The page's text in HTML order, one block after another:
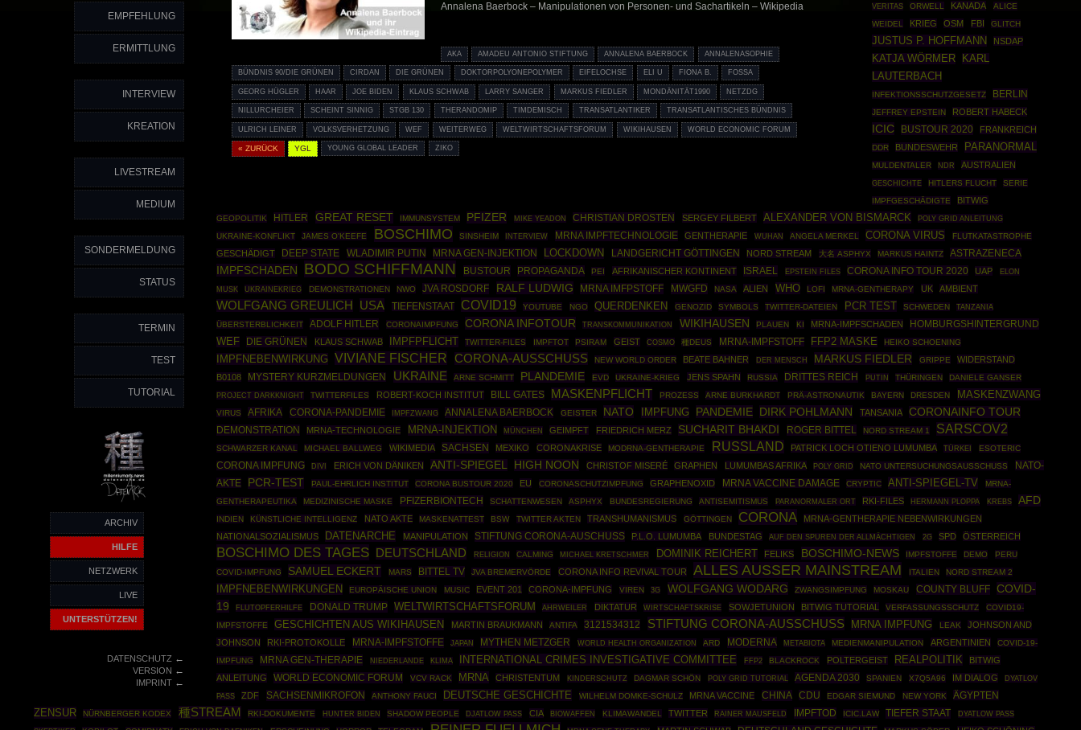
EMPFEHLUNG
ERMITTLUNG
INTERVIEW
KREATION
LIVESTREAM
MEDIUM
SONDERMELDUNG
STATUS
TERMIN
TEST
TUTORIAL
ARCHIV
HILFE
NETZWERK
LIVE
UNTERSTÜTZEN!
DATENSCHUTZ←
VERSION ←
IMPRINT←
Annalena Baerbock – Manipulationen von Personen- und Sachartikeln – Wikipedia
AKA AMADEU ANTONIO STIFTUNG ANNALENA BAERBOCK ANNALENASOPHIE
BÜNDNIS 90/DIE GRÜNEN CIRDAN DIE GRÜNEN DOKTORPOLYONEPOLYMER EIFELOCHSE ELI U FIONA B. FOSSA
GEORG HÜGLER HAAR JOE BIDEN KLAUS SCHWAB LARRY SANGER MARKUS FIEDLER MONDÄNITÄT1990 NETZDG
NILLURCHEIER SCHEINT SINNIG STGB 130 THERANDOMIP TIMDEMISCH TRANSATLANTIKER TRANSATLANTISCHES BÜNDNIS
ULRICH LEINER VOLKSVERHETZUNG WEF WEITERWEG WELTWIRTSCHAFTSFORUM WIKIHAUSEN WORLD ECONOMIC FORUM
« ZURÜCK YGL YOUNG GLOBAL LEADER ZIKO
VERITAS ORWELL KANADA
ALICE
WEIDEL
KRIEG OSM FBI GLITCH
JUSTUS P. HOFFMANN NSDAP
KATJA WÖRMER
KARL
LAUTERBACH
INFEKTIONSSCHUTZGESETZ BERLIN
JEFFREY EPSTEIN ROBERT HABECK
ICIC BUSTOUR 2020 FRANKREICH
DDR BUNDESWEHR PARANORMAL
MULDENTALER NDR AUSTRALIEN
GESCHICHTE HITLERS FLUCHT
SERIE
IMPFGESCHÄDIGTE
BITWIG
GEOPOLITIK HITLER GREAT RESET IMMUNSYSTEM PFIZER MIKE YEADON CHRISTIAN DROSTEN SERGEY FILBERT ALEXANDER VON BISMARCK
POLY GRID ANLEITUNG
UKRAINE-KONFLIKT
JAMES O'KEEFE BOSCHIMO SINSHEIM INTERVIEW MRNA IMPFTECHNOLOGIE GENTHERAPIE WUHAN ANGELA MERKEL CORONA VIRUS FLUTKATASTROPHE
GESCHÄDIGT DEEP STATE WLADIMIR PUTIN MRNA GEN-INJEKTION LOCKDOWN LANDGERICHT GÖTTINGEN NORD STREAM 大名 ASPHYX MARKUS HAINTZ ASTRAZENECA
IMPFSCHADEN BODO SCHIFFMANN BUSTOUR PROPAGANDA PEI AFRIKANISCHER KONTINENT ISRAEL EPSTEIN FILES CORONA INFO TOUR 2020 UAP ELON
MUSK UKRAINEKRIEG DEMONSTRATIONEN NWO JVA ROSDORF RALF LUDWIG MRNA IMFPSTOFF MWGFD NASA ALIEN WHO LOFI MRNA-GENTHERAPY UK AMBIENT
WOLFGANG GREULICH USA TIEFENSTAAT COVID19 YOUTUBE NGO QUERDENKEN GENOZID SYMBOLS TWITTER-DATEIEN PCR TEST SCHWEDEN TANZANIA
ÜBERSTERBLICHKEIT ADOLF HITLER CORONAIMPFUNG CORONA INFOTOUR TRANSKOMMUNIKATION WIKIHAUSEN PLAUEN KI MRNA-IMPFSCHADEN
HOMBURGSHINTERGRUND
WEF
DIE GRÜNEN KLAUS SCHWAB IMPFPFLICHT TWITTER-FILES IMPFTOT PSIRAM GEIST COSMO 種DEUS MRNA-IMPFSTOFF FFP2 MASKE HEIKO SCHOENING
IMPFNEBENWIRKUNG VIVIANE FISCHER CORONA-AUSSCHUSS NEW WORLD ORDER BEATE BAHNER DER MENSCH MARKUS FIEDLER GRIPPE
WIDERSTAND
B0108
MYSTERY KURZMELDUNGEN UKRAINE ARNE SCHMITT PLANDEMIE EVD UKRAINE-KRIEG JENS SPAHN RUSSIA DRITTES REICH PUTIN THÜRINGEN
DANIELE GANSER
PROJECT DARKKNIGHT
TWITTERFILES ROBERT-KOCH INSTITUT BILL GATES MASKENPFLICHT PROZESS ARNE BURKHARDT PRÄ-ASTRONAUTIK BAYERN DRESDEN MASKENZWANG
VIRUS AFRIKA CORONA-PANDEMIE IMPFZWANG ANNALENA BAERBOCK GEISTER NATO IMPFUNG PANDEMIE DIRK POHLMANN TANSANIA CORONAINFO TOUR
DEMONSTRATION MRNA-TECHNOLOGIE MRNA-INJEKTION MÜNCHEN GEIMPFT FRIEDRICH MERZ SUCHARIT BHAKDI ROGER BITTEL NORD STREAM 1 SARSCOV2
SCHWARZER KANAL MICHAEL BALLWEG WIKIMEDIA SACHSEN MEXIKO CORONAKRISE MODRNA-GENTHERAPIE RUSSLAND PATRICK LOCH OTIENO LUMUMBA TÜRKEI ESOTERIC
CORONA IMPFUNG DIVI ERICH VON DÄNIKEN ANTI-SPIEGEL HIGH NOON CHRISTOF MISERÉ GRAPHEN LUMUMBAS AFRIKA POLY GRID NATO UNTERSUCHUNGSAUSSCHUSS
NATO-
AKTE
PCR-TEST PAUL-EHRLICH INSTITUT CORONA BUSTOUR 2020 EU CORONASCHUTZIMPFUNG GRAPHENOXID MRNA VACCINE DAMAGE CRYPTIC ANTI-SPIEGEL-TV
MRNA-
GENTHERAPEUTIKA
MEDIZINISCHE MASKE PFIZERBIONTECH SCHATTENWESEN ASPHYX BUNDESREGIERUNG ANTISEMITISMUS PARANORMALER ORT RKI-FILES HERMANN PLOPPA KREBS AFD
INDIEN KÜNSTLICHE INTELLIGENZ NATO AKTE MASKENATTEST BSW TWITTER AKTEN TRANSHUMANISMUS GÖTTINGEN CORONA
MRNA-GENTHERAPIE NEBENWIRKUNGEN
NATIONALSOZIALISMUS
DATENARCHE MANIPULATION STIFTUNG CORONA-AUSCHUSS P.L.O. LUMUMBA BUNDESTAG AUF DEN SPUREN DER ALLMÄCHTIGEN 2G SPD ÖSTERREICH
BOSCHIMO DES TAGES DEUTSCHLAND RELIGION CALMING MICHAEL KRETSCHMER DOMINIK REICHERT FELIKS BOSCHIMO-NEWS IMPFSTOFFE DEMO
PERU
COVID-IMPFUNG
SAMUEL ECKERT MARS BITTEL TV JVA BREMERVÖRDE CORONA INFO REVIVAL TOUR ALLES AUSSER MAINSTREAM ITALIEN NORD STREAM 2
IMPFNEBENWIRKUNGEN EUROPÄISCHE UNION MUSIC EVENT 201 CORONA-IMPFUNG VIREN 3G WOLFGANG WODARG ZWANGSIMPFUNG MOSKAU COUNTY BLUFF
COVID-
19
FLUTOPFERHILFE DONALD TRUMP WELTWIRTSCHAFTSFORUM AHRWEILER DIKTATUR WIRTSCHAFTSKRISE SOWJETUNION BITWIG TUTORIAL VERFASSUNGSSCHUTZ
COVID19-
IMPFSTOFFE
GESCHICHTEN AUS WIKIHAUSEN MARTIN BRAUKMANN ANTIFA 3121534312 STIFTUNG CORONA-AUSSCHUSS MRNA IMPFUNG LEAK
JOHNSON AND
JOHNSON
RKI-PROTOKOLLE MRNA-IMPFSTOFFE JAPAN MYTHEN METZGER WORLD HEALTH ORGANIZATION ARD MODERNA METABIOTA MEDIENMANIPULATION ARGENTINIEN
COVID-19-
IMPFUNG
MRNA GEN-THERAPIE NIEDERLANDE KLIMA INTERNATIONAL CRIMES INVESTIGATIVE COMMITTEE FFP2 BLACKROCK POLTERGEIST REALPOLITIK
BITWIG
ANLEITUNG
WORLD ECONOMIC FORUM VCV RACK MRNA CHRISTENTUM KINDERSCHUTZ DAGMAR SCHÖN POLY GRID TUTORIAL AGENDA 2030 SPANIEN X7Q5A96 IM DIALOG DYATLOV
PASS ZDF SACHSENMIKROFON ANTHONY FAUCI DEUTSCHE GESCHICHTE WILHELM DOMKE-SCHULZ MRNA VACCINE CHINA CDU EDGAR SIEMUND NEW YORK ÄGYPTEN
ZENSUR NÜRNBERGER KODEX 種STREAM RKI-DOKUMENTE HUNTER BIDEN SHADOW PEOPLE DJATLOW PASS CIA BIOWAFFEN KLIMAWANDEL TWITTER RAINER MAUSFELD IMPFTOD ICIC.LAW TIEFER STAAT DYATLOW PASS